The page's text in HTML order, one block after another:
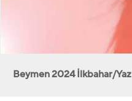
Beymen 2024 İlkbahar/Yaz